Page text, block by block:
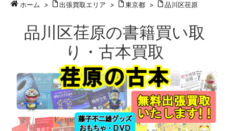
ホーム > 出張買取エリア > 東京都 > 品川区荏原
品川区荏原の書籍買い取
り・古本買取